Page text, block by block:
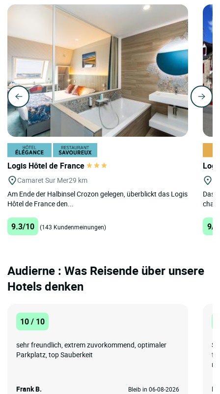
Logis Hôtel de France
Camaret Sur Mer29 km
Am Ende der Halbinsel Crozon gelegen, überblickt das Logis
Hôtel de France den...
9.3/10 (143 Kundenmeinungen)
Das
9/
Audierne : Was Reisende über unsere
Hotels denken
10 / 10
sehr freundlich, extrem zuvorkommend, optimaler
Parkplatz, top Sauberkeit
Frank B. Bleib in 06-08-2026